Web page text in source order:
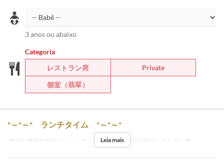
3 anos ou abaixo
Categoria
レストラン席
Private
個室（翡翠）
*～*～* ランチタイム *～*～*
Dias Refeições Almoço, Chá Categoria de Assento レストラン席
Leia mais